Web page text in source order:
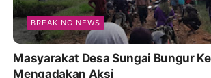
BREAKING NEWS
Masyarakat Desa Sungai Bungur
Mengadakan Aksi